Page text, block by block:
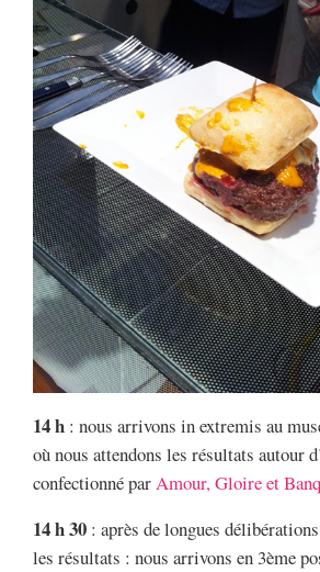
14 h : nous arrivons in extremis au
où nous attendons les résultats autour
confectionné parAmour, Gloire et
14 h 30 : après de longues
les résultats : nous arrivons en 3ème